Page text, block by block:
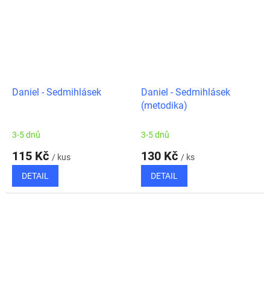
Daniel - Sedmihlásek
3-5 dnů
115 Kč / kus
DETAIL
Daniel - Sedmihlásek
(metodika)
3-5 dnů
130 Kč / ks
DETAIL